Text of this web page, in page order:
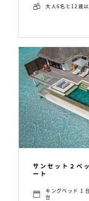
大人6名と12歳
サンセット２ベ
ート
キングベッド 1
台